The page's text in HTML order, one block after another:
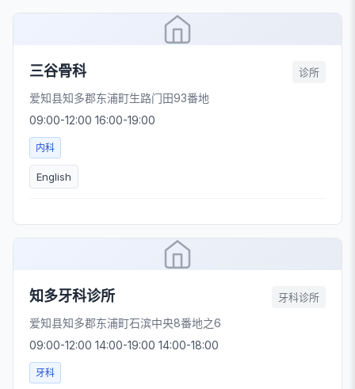
三谷骨科 诊所
爱知县知多郡东浦町生路门田93番地
09:00-12:00 16:00-19:00
内科
English
知多牙科诊所 牙科诊所
爱知县知多郡东浦町石滨中央8番地之6
09:00-12:00 14:00-19:00 14:00-18:00
牙科